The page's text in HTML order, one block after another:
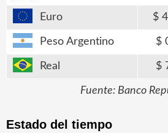
Euro
Peso Argentino
Real
Fuente: Banco
Estado del tiempo